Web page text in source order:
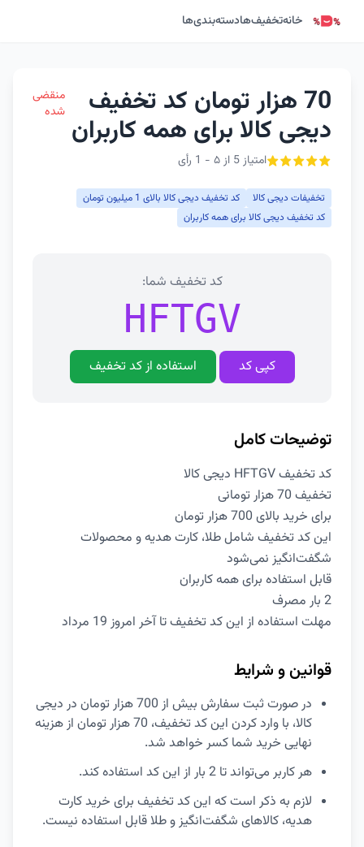
خانهتخفیف‌هادسته‌بندی‌ها
70 هزار تومان کد تخفیف
دیجی کالا برای همه کاربران
امتیاز 5 از ۵ - 1 رأی
منقضی
شده
تخفیفات دیجی کالا
کد تخفیف دیجی کالا بالای 1 میلیون تومان
کد تخفیف دیجی کالا برای همه کاربران
کد تخفیف شما:
HFTGV
کپی کد استفاده از کد تخفیف
توضیحات کامل
کد تخفیف HFTGV دیجی کالا
تخفیف 70 هزار تومانی
برای خرید بالای 700 هزار تومان
این کد تخفیف شامل طلا، کارت هدیه و محصولات
شگفت‌انگیز نمی‌شود
قابل استفاده برای همه کاربران
2 بار مصرف
مهلت استفاده از این کد تخفیف تا آخر امروز 19 مرداد
قوانین و شرایط
در صورت ثبت سفارش بیش از 700 هزار تومان در دیجی
کالا، با وارد کردن این کد تخفیف، 70 هزار تومان از هزینه
نهایی خرید شما کسر خواهد شد.
هر کاربر می‌تواند تا 2 بار از این کد استفاده کند.
لازم به ذکر است که این کد تخفیف برای خرید کارت
هدیه، کالاهای شگفت‌انگیز و طلا قابل استفاده نیست.